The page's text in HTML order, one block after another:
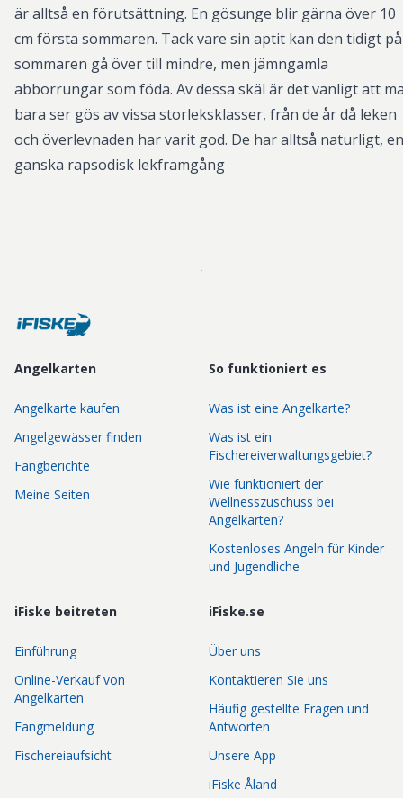
är alltså en förutsättning. En gösunge blir gärna över 10
cm första sommaren. Tack vare sin aptit kan den tidigt på
sommaren gå över till mindre, men jämngamla
abborrungar som föda. Av dessa skäl är det vanligt att
bara ser gös av vissa storleksklasser, från de år då leken
och överlevnaden har varit god. De har alltså naturligt, en
ganska rapsodisk lekframgång
Angelkarten
Angelkarte kaufen
Angelgewässer finden
Fangberichte
Meine Seiten
So funktioniert es
Was ist eine Angelkarte?
Was ist ein
Fischereiverwaltungsgebiet?
Wie funktioniert der
Wellnesszuschuss bei
Angelkarten?
Kostenloses Angeln für Kinder
und Jugendliche
iFiske beitreten
Einführung
Online-Verkauf von
Angelkarten
Fangmeldung
Fischereiaufsicht
iFiske.se
Über uns
Kontaktieren Sie uns
Häufig gestellte Fragen und
Antworten
Unsere App
iFiske Åland